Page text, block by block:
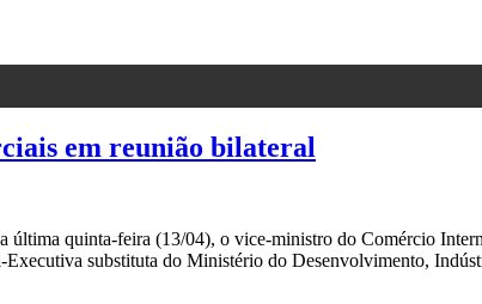
em reunião bilateral
última quinta-feira (13/04), o vice-ministro do Comércio
Executiva substituta do Ministério do Desenvolvimento,